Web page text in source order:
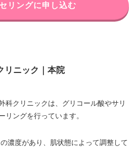
リングに申し込む
リニック｜本院
科クリニックは、グリコール酸やサリ
リングを行っています。
濃度があり、肌状態によって調整して